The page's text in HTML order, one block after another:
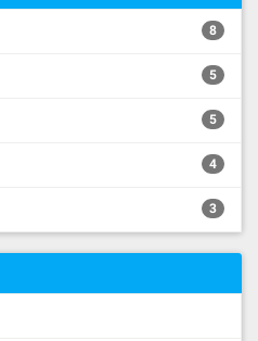
8
5
5
4
3